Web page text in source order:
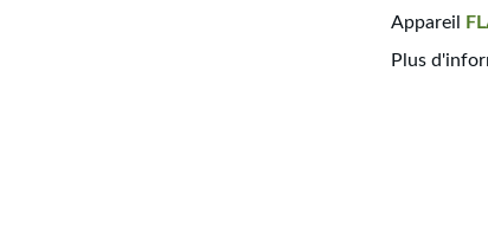
Appareil
Plus